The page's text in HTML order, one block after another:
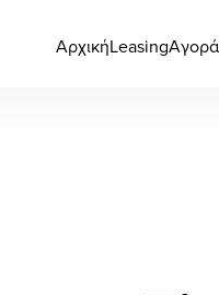
ΑρχικήLeasingΑγορά